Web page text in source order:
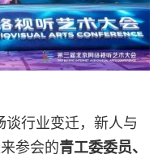
谈行业变迁，新人与
参会的青工委委员、